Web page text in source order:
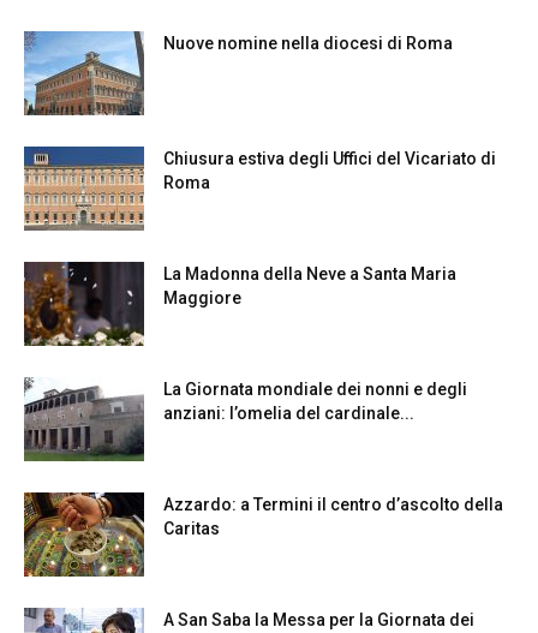
Nuove nomine nella diocesi di Roma
Chiusura estiva degli Uffici del Vicariato di
Roma
La Madonna della Neve a Santa Maria
Maggiore
La Giornata mondiale dei nonni e degli
anziani: l’omelia del cardinale...
Azzardo: a Termini il centro d’ascolto della
Caritas
A San Saba la Messa per la Giornata dei